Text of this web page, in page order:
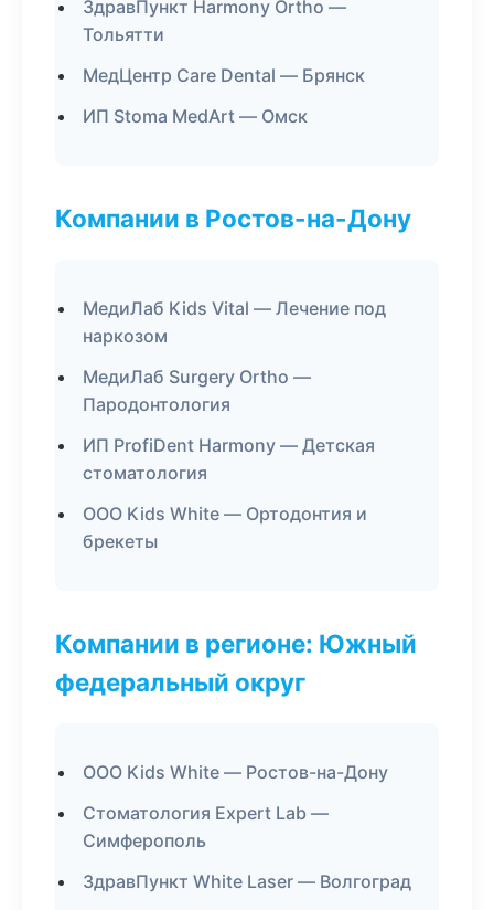
ЗдравПункт Harmony Ortho —
Тольятти
МедЦентр Care Dental — Брянск
ИП Stoma MedArt — Омск
Компании в Ростов-на-Дону
МедиЛаб Kids Vital — Лечение под
наркозом
МедиЛаб Surgery Ortho —
Пародонтология
ИП ProfiDent Harmony — Детская
стоматология
ООО Kids White — Ортодонтия и
брекеты
Компании в регионе: Южный
федеральный округ
ООО Kids White — Ростов-на-Дону
Стоматология Expert Lab —
Симферополь
ЗдравПункт White Laser — Волгоград